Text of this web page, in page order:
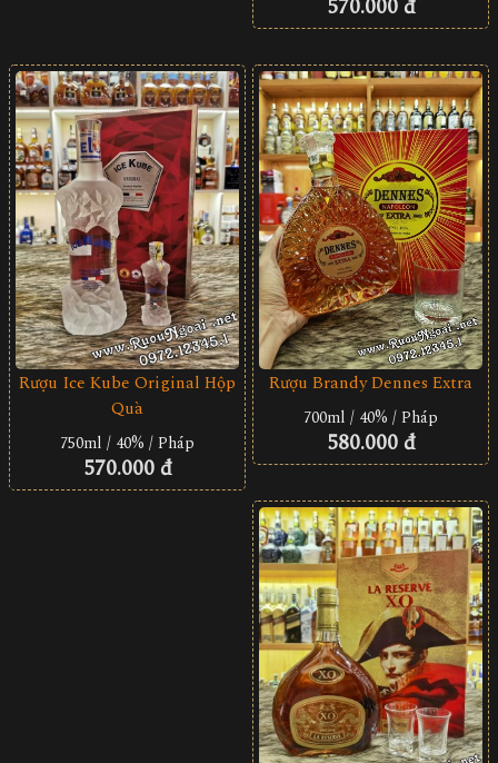
570.000 đ
Rượu Ice Kube Original Hộp
Quà
750ml / 40% / Pháp
570.000 đ
Rượu Brandy Dennes Extra
700ml / 40% / Pháp
580.000 đ